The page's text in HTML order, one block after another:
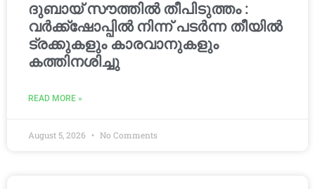
ദുബായ് സൗത്തിൽ തീപിടുത്തം :
വർക്ക്‌ഷോപ്പിൽ നിന്ന് പടർന്ന തീയിൽ
ട്രക്കുകളും കാരവാനുകളും
കത്തിനശിച്ചു
READ MORE »
August 5, 2026 No Comments